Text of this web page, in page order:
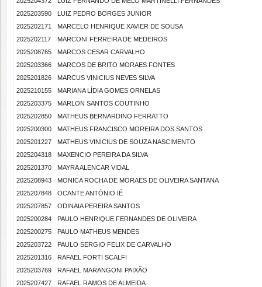
2025203590
LUIZ PEDRO BORGES JUNIOR
2025202171
MARCELO HENRIQUE XAVIER DE SOUSA
2025202117
MARCONI FERREIRA DE MEDEIROS
2025208765
MARCOS CESAR CARVALHO
2025203366
MARCOS DE BRITO MORAES FONTES
2025201826
MARCUS VINICIUS NEVES SILVA
2025210155
MARIANA LÍDIA GOMES ORNELAS
2025203375
MARLON SANTOS COUTINHO
2025202850
MATHEUS BERNARDINO FERRATTO
2025200300
MATHEUS FRANCISCO MOREIRA DOS SANTOS
2025201227
MATHEUS VINICIUS DE SOUZA NASCIMENTO
2025204318
MAXENCIO PEREIRA DA SILVA
2025201370
MAYRA ALENCAR VIDAL
2025208943
MONICA ROCHA DE MORAES DE OLIVEIRA SANTANA
2025207848
OCANTE ANTÓNIO IÉ
2025207857
ODINAIA PEREIRA SANTOS
2025200284
PAULO HENRIQUE FERNANDES DE OLIVEIRA
2025200275
PAULO MATHEUS MENDES
2025203722
PAULO SERGIO FELIX DE CARVALHO
2025201316
RAFAEL FORTI SCALFI
2025203769
RAFAEL MARANGONI PAIXÃO
2025207427
RAFAEL RAMOS DE ALMEIDA